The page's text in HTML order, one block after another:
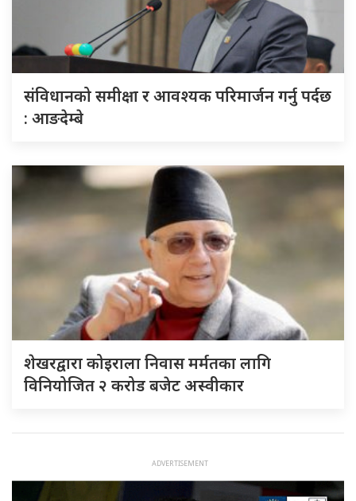
संविधानको समीक्षा र आवश्यक परिमार्जन गर्नु पर्दछ
: आङदेम्बे
शेखरद्वारा कोइराला निवास मर्मतका लागि
विनियोजित २ करोड बजेट अस्वीकार